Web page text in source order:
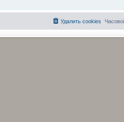
Удалить cookies